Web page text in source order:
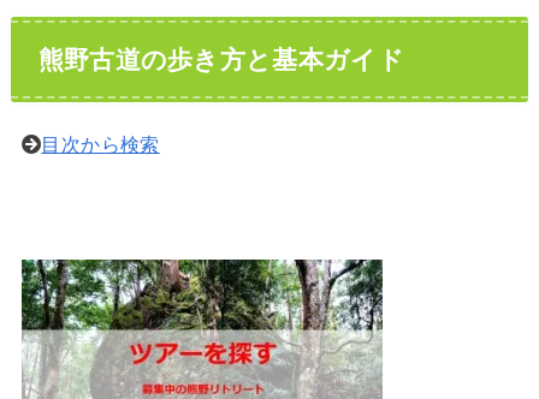
熊野古道の歩き方と基本ガイド
目次から検索